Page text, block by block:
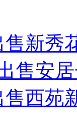
售新秀
售安
售西苑